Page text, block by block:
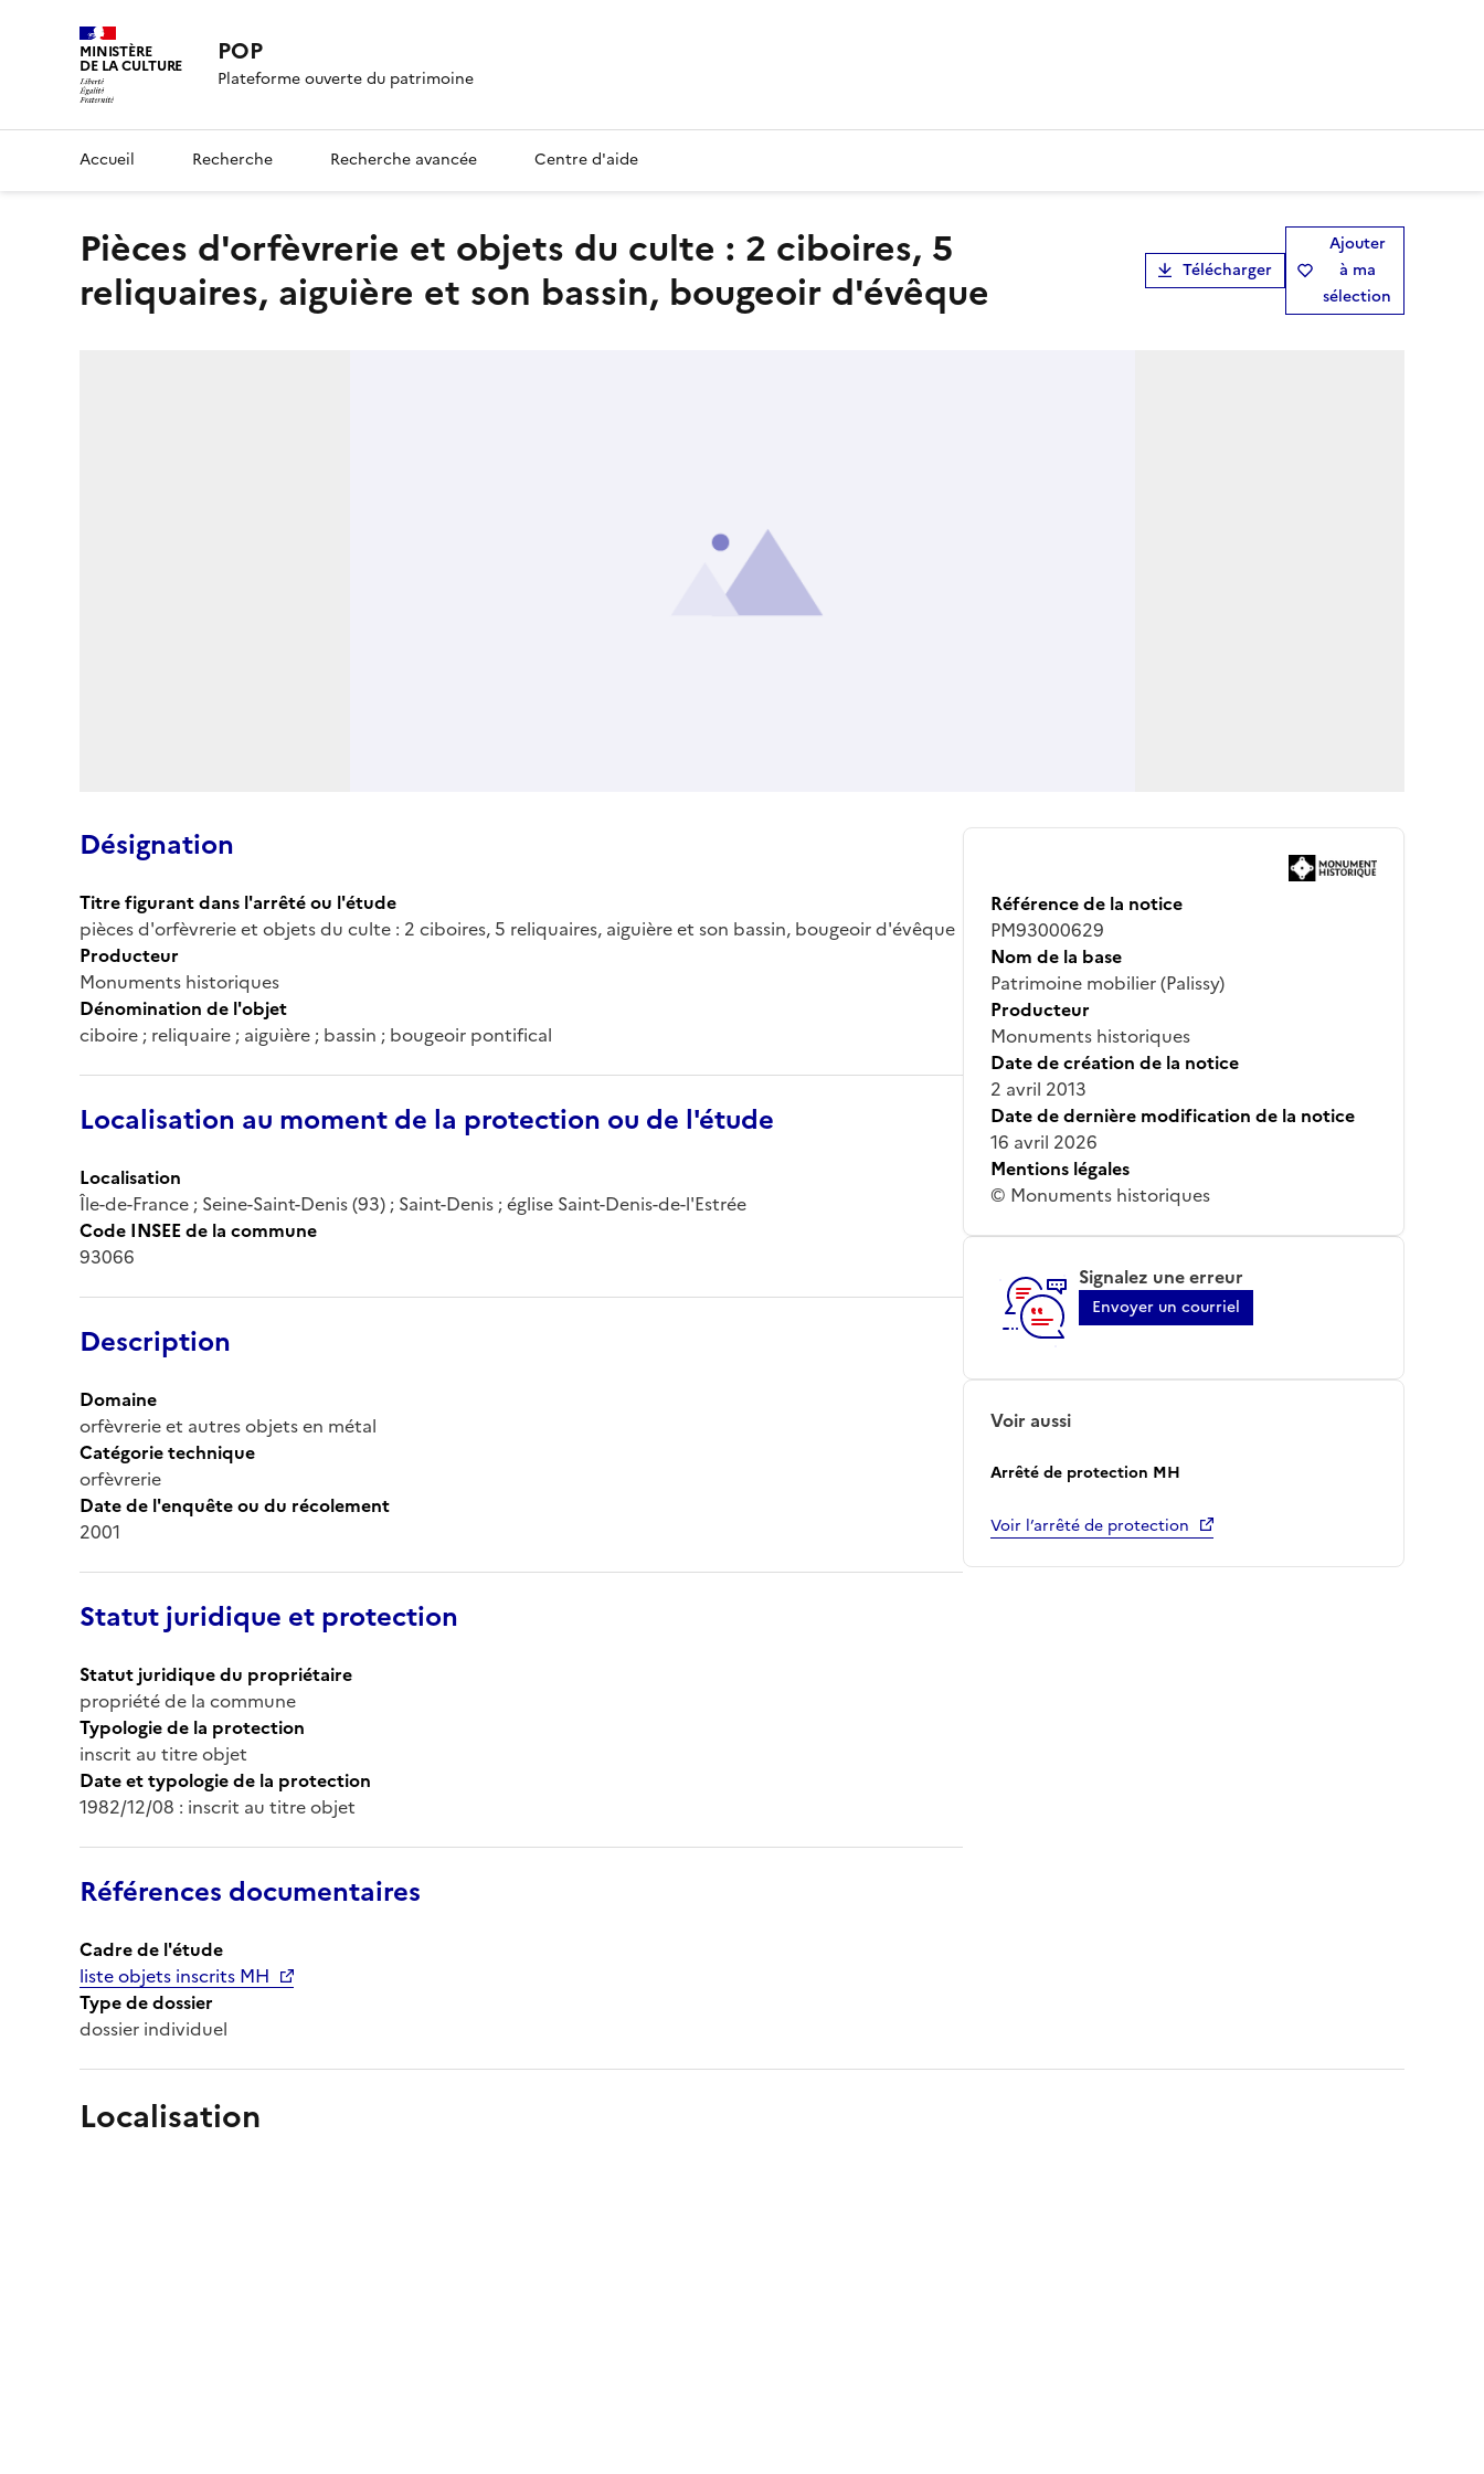
MINISTÈRE
DE LA CULTURE POP
Plateforme ouverte du patrimoine
Accueil Recherche Recherche avancée Centre d'aide
pièces d'orfèvrerie et objets du culte : 2 ciboires, 5
reliquaires, aiguière et son bassin, bougeoir d'évêque
Télécharger
Ajouter
à ma
sélection
Désignation
Titre figurant dans l'arrêté ou l'étude
pièces d'orfèvrerie et objets du culte : 2 ciboires, 5 reliquaires, aiguière et son bassin, bougeoir d'évêque
Producteur
Monuments historiques
Dénomination de l'objet
ciboire ; reliquaire ; aiguière ; bassin ; bougeoir pontifical
Localisation au moment de la protection ou de l'étude
Localisation
Île-de-France ; Seine-Saint-Denis (93) ; Saint-Denis ; église Saint-Denis-de-l'Estrée
Code INSEE de la commune
93066
Description
Domaine
orfèvrerie et autres objets en métal
Catégorie technique
orfèvrerie
Date de l'enquête ou du récolement
2001
Statut juridique et protection
Statut juridique du propriétaire
propriété de la commune
Typologie de la protection
inscrit au titre objet
Date et typologie de la protection
1982/12/08 : inscrit au titre objet
Références documentaires
Cadre de l'étude
liste objets inscrits MH
Type de dossier
dossier individuel
Référence de la notice
PM93000629
Nom de la base
Patrimoine mobilier (Palissy)
Producteur
Monuments historiques
Date de création de la notice
2 avril 2013
Date de dernière modification de la notice
16 avril 2026
Mentions légales
© Monuments historiques
Signalez une erreur
Envoyer un courriel
Voir aussi
Arrêté de protection MH
Voir l’arrêté de protection
Localisation